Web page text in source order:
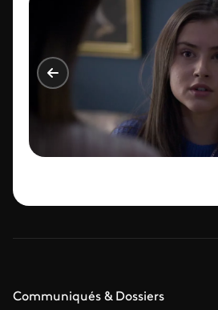
Communiqués & Dossiers